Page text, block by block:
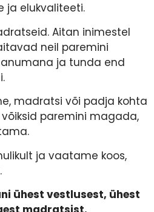
ja elukvaliteeti.
Aitan inimestel
neil paremini
ja tunda end
madratsi või padja kohta
paremini magada,
ja vaatame koos,
ühest vestlusest, ühest